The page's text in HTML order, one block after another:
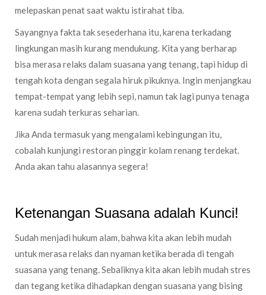
melepaskan penat saat waktu istirahat tiba.
Sayangnya fakta tak sesederhana itu, karena terkadang
lingkungan masih kurang mendukung. Kita yang berharap
bisa merasa relaks dalam suasana yang tenang, tapi hidup di
tengah kota dengan segala hiruk pikuknya. Ingin menjangkau
tempat-tempat yang lebih sepi, namun tak lagi punya tenaga
karena sudah terkuras seharian.
Jika Anda termasuk yang mengalami kebingungan itu,
cobalah kunjungi restoran pinggir kolam renang terdekat.
Anda akan tahu alasannya segera!
Ketenangan Suasana adalah Kunci!
Sudah menjadi hukum alam, bahwa kita akan lebih mudah
untuk merasa relaks dan nyaman ketika berada di tengah
suasana yang tenang. Sebaliknya kita akan lebih mudah stres
dan tegang ketika dihadapkan dengan suasana yang bising